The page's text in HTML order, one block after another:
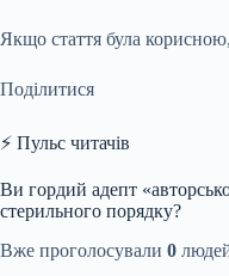
Якщо стаття була
Поділитися
⚡ Пульс читачів
Ви гордий адепт
стерильного порядку?
Вже проголосували 0